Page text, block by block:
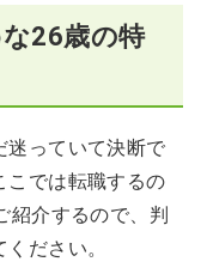
26歳の特
迷っていて決断で
こでは転職するの
紹介するので、判
ださい。